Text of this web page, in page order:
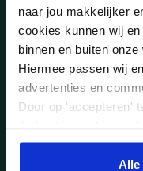
naar jou makkelijker
cookies kunnen wij
binnen en buiten
Hiermee passen wij
advertenties en
Door op 'accepteren'
er meer over in ons
Alle
Daten umgehen und welche